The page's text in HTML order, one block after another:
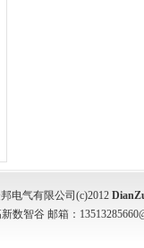
电气有限公司(c)2012
智谷 邮箱：